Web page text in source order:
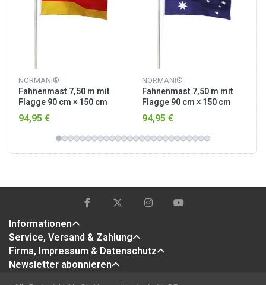
NORMANI®
Fahnenmast 7,50 m mit
Flagge 90 cm × 150 cm
Deutschland
94,95 €
NORMANI®
Fahnenmast 7,50 m mit
Flagge 90 cm × 150 cm
Australien
94,95 €
Informationen
Service, Versand & Zahlung
Firma, Impressum & Datenschutz
Newsletter abonnieren